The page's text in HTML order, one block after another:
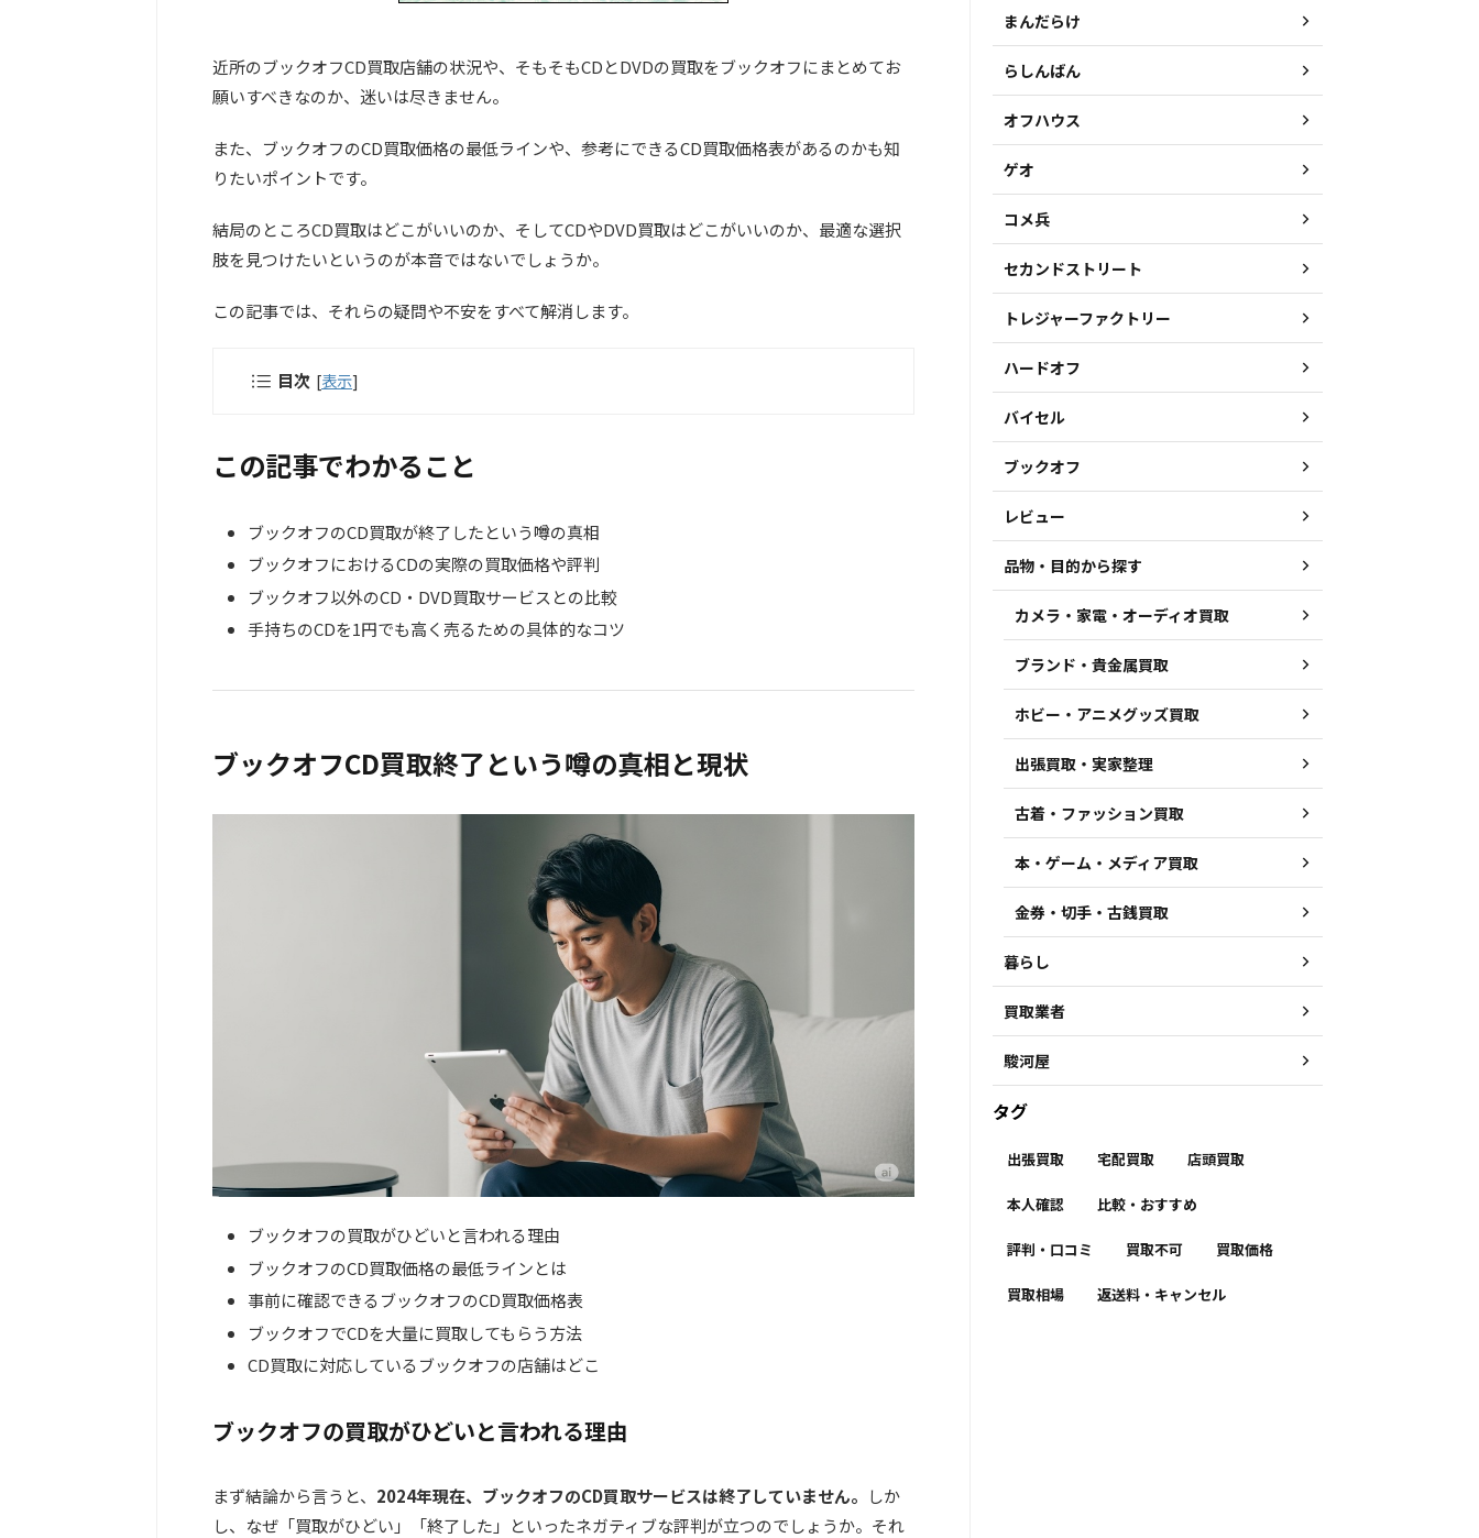
近所のブックオフCD買取店舗の状況や、そもそもCDとDVDの買取をブックオフにまとめてお
願いすべきなのか、迷いは尽きません。
また、ブックオフのCD買取価格の最低ラインや、参考にできるCD買取価格表があるのかも知
りたいポイントです。
結局のところCD買取はどこがいいのか、そしてCDやDVD買取はどこがいいのか、最適な選択
肢を見つけたいというのが本音ではないでしょうか。
この記事では、それらの疑問や不安をすべて解消します。
目次 [表示]
この記事でわかること
ブックオフのCD買取が終了したという噂の真相
ブックオフにおけるCDの実際の買取価格や評判
ブックオフ以外のCD・DVD買取サービスとの比較
手持ちのCDを1円でも高く売るための具体的なコツ
ブックオフCD買取終了という噂の真相と現状
ブックオフの買取がひどいと言われる理由
ブックオフのCD買取価格の最低ラインとは
事前に確認できるブックオフのCD買取価格表
ブックオフでCDを大量に買取してもらう方法
CD買取に対応しているブックオフの店舗はどこ
ブックオフの買取がひどいと言われる理由
まず結論から言うと、 2024年現在、ブックオフのCD買取サービスは終了していません。 しか
し、なぜ「買取がひどい」「終了した」といったネガティブな評判が立つのでしょうか。それ
まんだらけ
らしんばん
オフハウス
ゲオ
コメ兵
セカンドストリート
トレジャーファクトリー
ハードオフ
バイセル
ブックオフ
レビュー
品物・目的から探す
カメラ・家電・オーディオ買取
ブランド・貴金属買取
ホビー・アニメグッズ買取
出張買取・実家整理
古着・ファッション買取
本・ゲーム・メディア買取
金券・切手・古銭買取
暮らし
買取業者
駿河屋
タグ
出張買取 宅配買取 店頭買取
本人確認 比較・おすすめ
評判・口コミ 買取不可 買取価格
買取相場 返送料・キャンセル